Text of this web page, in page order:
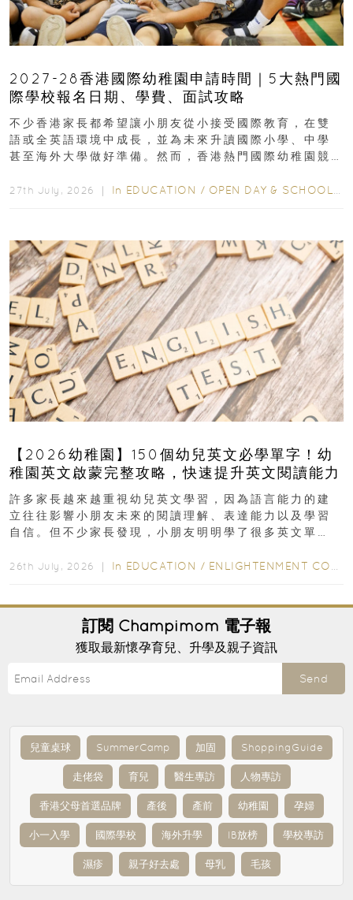
2027-28香港國際幼稚園申請時間｜5大熱門國
際學校報名日期、學費、面試攻略
不少香港家長都希望讓小朋友從小接受國際教育，在雙
語或全英語環境中成長，並為未來升讀國際小學、中學
甚至海外大學做好準備。然而，香港熱門國際幼稚園競
27th July, 2026 ｜ In EDUCATION / OPEN DAY & SCHOOL EVENTS
【2026幼稚園】150個幼兒英文必學單字！幼
稚園英文啟蒙完整攻略，快速提升英文閱讀能力
許多家長越來越重視幼兒英文學習，因為語言能力的建
立往往影響小朋友未來的閱讀理解、表達能力以及學習
自信。但不少家長發現，小朋友明明學了很多英文單
26th July, 2026 ｜ In EDUCATION / ENLIGHTENMENT CORNER
訂閱 Champimom 電子報
獲取最新懷孕育兒、升學及親子資訊
Send
兒童桌球 SummerCamp 加固 ShoppingGuide
走佬袋 育兒 醫生專訪 人物專訪
香港父母首選品牌 產後 產前 幼稚園 孕婦
小一入學 國際學校 海外升學 IB放榜 學校專訪
濕疹 親子好去處 母乳 毛孩